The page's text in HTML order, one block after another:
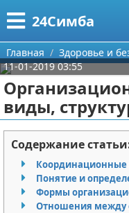
24Симба
Меню
Главная
Категории
Государство и право
Причинение вреда
Иммиграция
Здоровье и
Поиск
О проекте
Контакты
Сотрудничество
Главная Здоровье и
11-01-2019 03:55
виды,
Содержание
Понятие и
Формы
Отношения между